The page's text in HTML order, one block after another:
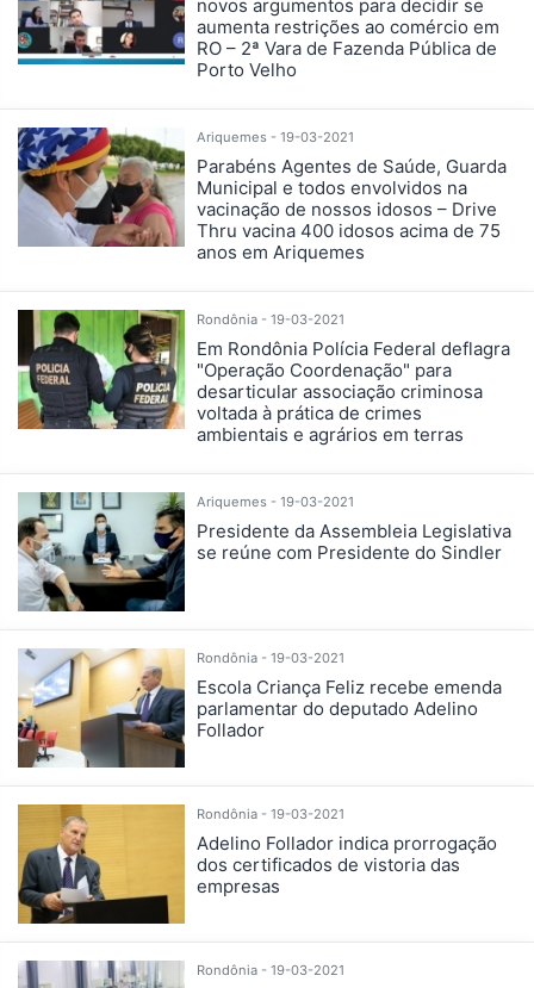
novos argumentos para decidir se
aumenta restrições ao comércio em
RO – 2ª Vara de Fazenda Pública de
Porto Velho
Ariquemes - 19-03-2021
Parabéns Agentes de Saúde, Guarda
Municipal e todos envolvidos na
vacinação de nossos idosos – Drive
Thru vacina 400 idosos acima de 75
anos em Ariquemes
Rondônia - 19-03-2021
Em Rondônia Polícia Federal deflagra
"Operação Coordenação" para
desarticular associação criminosa
voltada à prática de crimes
ambientais e agrários em terras
Ariquemes - 19-03-2021
Presidente da Assembleia Legislativa
se reúne com Presidente do Sindler
Rondônia - 19-03-2021
Escola Criança Feliz recebe emenda
parlamentar do deputado Adelino
Follador
Rondônia - 19-03-2021
Adelino Follador indica prorrogação
dos certificados de vistoria das
empresas
Rondônia - 19-03-2021